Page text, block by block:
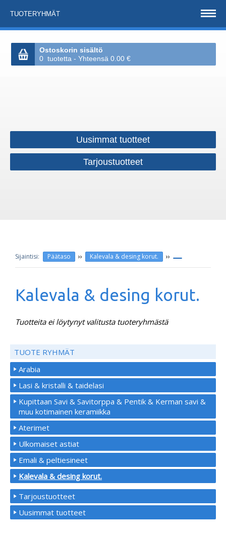
TUOTERYHMÄT
Ostoskorin sisältö
0 tuotetta - Yhteensä 0.00 €
Uusimmat tuotteet
Tarjoustuotteet
Päätaso ›› Kalevala & desing korut. ››
Kalevala & desing korut.
Tuotteita ei löytynyt valitusta tuoteryhmästä
TUOTE RYHMÄT
Arabia
Lasi & kristalli & taidelasi
Kupittaan Savi & Savitorppa & Pentik & Kerman savi &
muu kotimainen keramiikka
Aterimet
Ulkomaiset astiat
Emali & peltiesineet
Kalevala & desing korut.
Tarjoustuotteet
Uusimmat tuotteet